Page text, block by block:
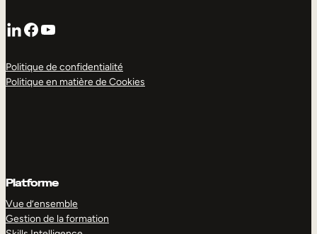
LinkedIn
Facebook
YouTube
Politique de confidentialité
Politique en matière de Cookies
Platforme
Vue d’ensemble
Gestion de la formation